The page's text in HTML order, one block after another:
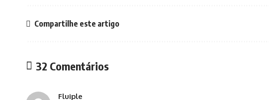
Compartilhe este artigo
32 Comentários
Fluiple